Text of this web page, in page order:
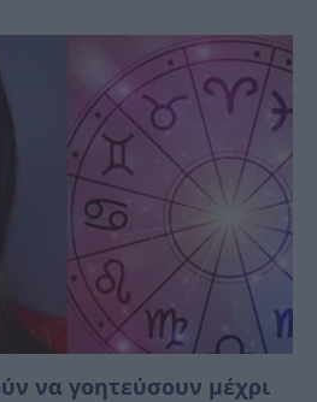
να γοητεύσουν μέχρι